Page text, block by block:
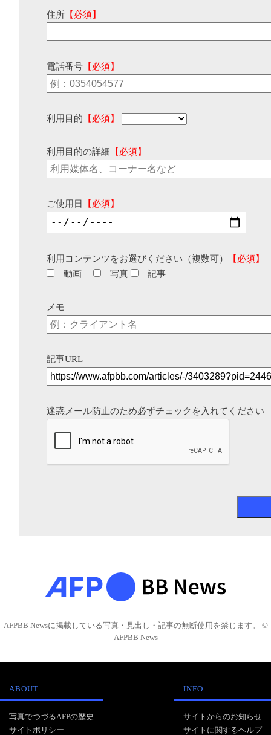
住所 【必須】
電話番号 【必須】
利用目的 【必須】
利用目的の詳細 【必須】
ご使用日 【必須】
利用コンテンツをお選びください（複数可）
【必須】
動画
写真 記事
メモ
記事URL
迷惑メール防止のため必ずチェックを入れてください
AFPBB Newsに掲載している写真・見出し・記事の無断使用を禁じます。 ©
AFPBB News
ABOUT
写真でつづるAFPの歴史
サイトポリシー
INFO
サイトからのお知らせ
サイトに関するヘルプ